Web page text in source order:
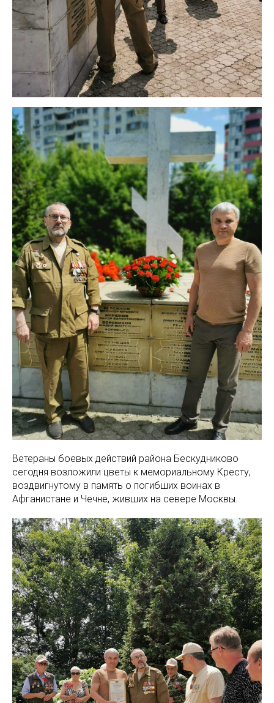
Ветераны боевых действий района Бескудниково
сегодня возложили цветы к мемориальному Кресту,
воздвигнутому в память о погибших воинах в
Афганистане и Чечне, живших на севере Москвы.